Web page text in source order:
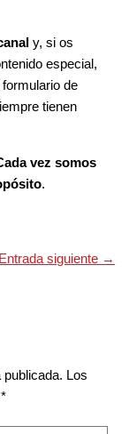
y, si os
especial,
de
tienen
vez somos
.
Entrada siguiente →
Los
*